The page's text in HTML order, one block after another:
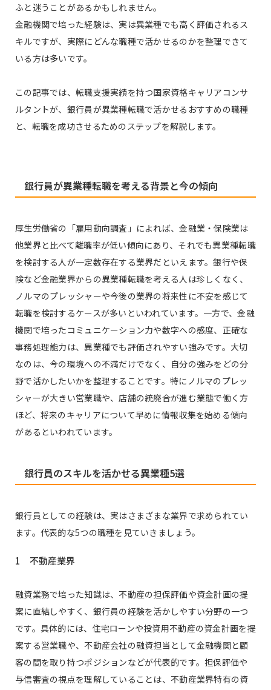
ふと迷うことがあるかもしれません。
金融機関で培った経験は、実は異業種でも高く評価されるス
キルですが、実際にどんな職種で活かせるのかを整理できて
いる方は多いです。
この記事では、転職支援実績を持つ国家資格キャリアコンサ
ルタントが、銀行員が異業種転職で活かせるおすすめの職種
と、転職を成功させるためのステップを解説します。
銀行員が異業種転職を考える背景と今の傾向
厚生労働省の「雇用動向調査」によれば、金融業・保険業は
他業界と比べて離職率が低い傾向にあり、それでも異業種転職
を検討する人が一定数存在する業界だといえます。銀行や保
険など金融業界からの異業種転職を考える人は珍しくなく、
ノルマのプレッシャーや今後の業界の将来性に不安を感じて
転職を検討するケースが多いといわれています。一方で、金融
機関で培ったコミュニケーション力や数字への感度、正確な
事務処理能力は、異業種でも評価されやすい強みです。大切
なのは、今の環境への不満だけでなく、自分の強みをどの分
野で活かしたいかを整理することです。特にノルマのプレッ
シャーが大きい営業職や、店舗の統廃合が進む業態で働く方
ほど、将来のキャリアについて早めに情報収集を始める傾向
があるといわれています。
銀行員のスキルを活かせる異業種5選
銀行員としての経験は、実はさまざまな業界で求められてい
ます。代表的な5つの職種を見ていきましょう。
1 不動産業界
融資業務で培った知識は、不動産の担保評価や資金計画の提
案に直結しやすく、銀行員の経験を活かしやすい分野の一つ
です。具体的には、住宅ローンや投資用不動産の資金計画を提
案する営業職や、不動産会社の融資担当として金融機関と顧
客の間を取り持つポジションなどが代表的です。担保評価や
与信審査の視点を理解していることは、不動産業界特有の資